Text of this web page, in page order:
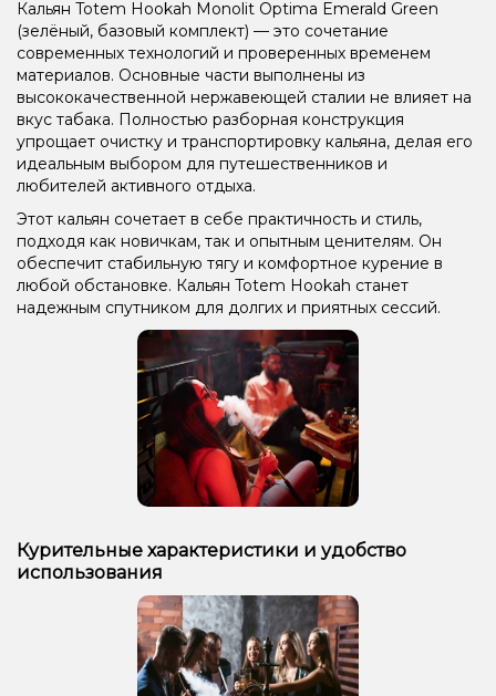
Кальян Totem Hookah Monolit Optima Emerald Green
(зелёный, базовый комплект) — это сочетание
современных технологий и проверенных временем
материалов. Основные части выполнены из
высококачественной нержавеющей сталии не влияет на
вкус табака. Полностью разборная конструкция
упрощает очистку и транспортировку кальяна, делая его
идеальным выбором для путешественников и
любителей активного отдыха.
Этот кальян сочетает в себе практичность и стиль,
подходя как новичкам, так и опытным ценителям. Он
обеспечит стабильную тягу и комфортное курение в
любой обстановке. Кальян Totem Hookah станет
надежным спутником для долгих и приятных сессий.
Курительные характеристики и удобство
использования